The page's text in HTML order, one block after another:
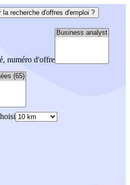
la recherche d'offres d'emploi ?
numéro d'offre